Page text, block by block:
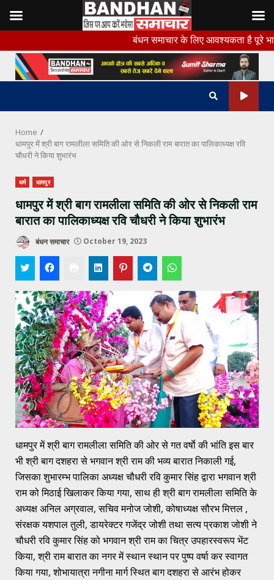
to
content
बंधन समाचार के लिए आवश्यकता है पूरे भारत के सभी
Home
धामपुर में श्री बाग रामलीला समिति की ओर से निकली राम बारात का पालिकाध्यक्ष रवि
चौधरी ने किया शुभारंभ
धर्म धामपुर
धामपुर में श्री बाग रामलीला समिति की ओर से निकली राम
बारात का पालिकाध्यक्ष रवि चौधरी ने किया शुभारंभ
बंधन समाचार October 19, 2023
धामपुर में श्री बाग रामलीला समिति की ओर से गत वर्षाे की भांति इस बार
भी श्री बाग दशहरा से भगवान श्री राम की भव्य बारात निकाली गई,
जिसका शुभारम्भ पालिका अध्यक्ष चौधरी रवि कुमार सिंह द्वारा भगवान श्री
राम को मिठाई खिलाकर किया गया, साथ ही श्री बाग रामलीला समिति के
अध्यक्ष अनिल अग्रवाल, सचिव मनोज जोशी, कोषाध्यक्ष सौरभ मित्तल ,
संरक्षक यशपाल तुली, डायरेक्टर गजेंद्र जोशी तथा सत्य प्रकाश जोशी ने
चौधरी रवि कुमार सिंह को भगवान श्री राम का चित्र उपहारस्वरूप भेंट
किया, श्री राम बारात का नगर में स्थान स्थान पर पुष्प वर्षा कर स्वागत
किया गया, शोभायात्रा नगीना मार्ग स्थित बाग दशहरा से आरंभ होकर